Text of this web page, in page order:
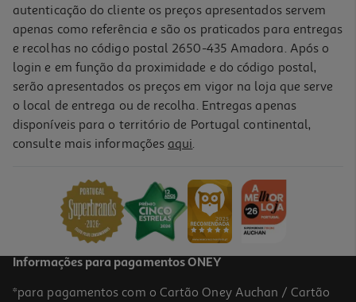
autenticação do cliente os preços apresentados servem
apenas como referência e são os praticados para entregas
e recolhas no código postal 2650-435 Amadora. Após o
login e em função da proximidade e do código postal,
serão apresentados os preços em vigor na loja que serve
o local de entrega ou de recolha. Entregas apenas
disponíveis para o território de Portugal continental,
consulte mais informações aqui.
Informações para pagamentos ONEY
*para pagamentos com o Cartão Oney Auchan / Cartão